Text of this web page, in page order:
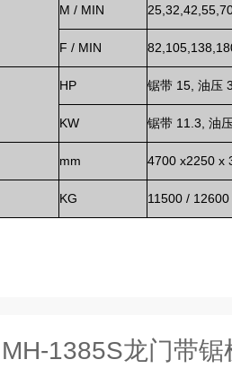
M / MIN
F / MIN
HP 锯带 15, 油压
KW 锯带 11.3, 油
mm 4700 x2250 x
KG 11500 / 12600
MH-1385S龙门带锯